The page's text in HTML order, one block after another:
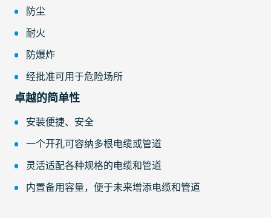
防尘
耐火
防爆炸
经批准可用于危险场所
卓越的简单性
安装便捷、安全
一个开孔可容纳多根电缆或管道
灵活适配各种规格的电缆和管道
内置备用容量，便于未来增添电缆和管道